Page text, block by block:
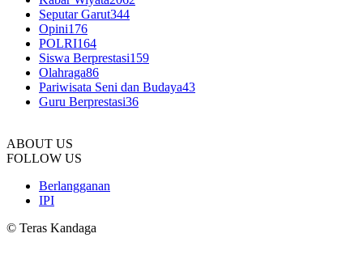
Seputar Garut344
Opini176
POLRI164
Siswa Berprestasi159
Olahraga86
Pariwisata Seni dan Budaya43
Guru Berprestasi36
ABOUT US
FOLLOW US
Berlangganan
IPI
© Teras Kandaga